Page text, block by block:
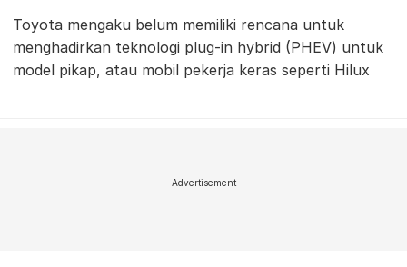
Toyota mengaku belum memiliki rencana untuk
menghadirkan teknologi plug-in hybrid (PHEV) untuk
model pikap, atau mobil pekerja keras seperti Hilux
Advertisement